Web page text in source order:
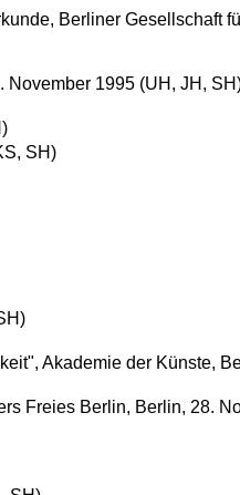
Berliner Gesellschaft
November 1995 (UH, JH,
SH)
Akademie der Künste,
Freies Berlin, Berlin, 28.